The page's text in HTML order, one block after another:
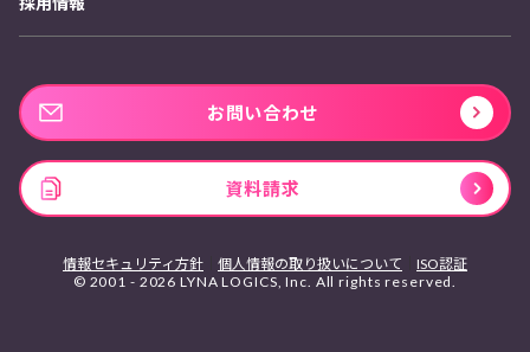
私たちの想い
お問い合わせ
資料請求
© 2001 - 2026 LYNA LOGICS, Inc. All rights reserved.
情報セキュリティ方針 個人情報の取り扱いについて ISO認証